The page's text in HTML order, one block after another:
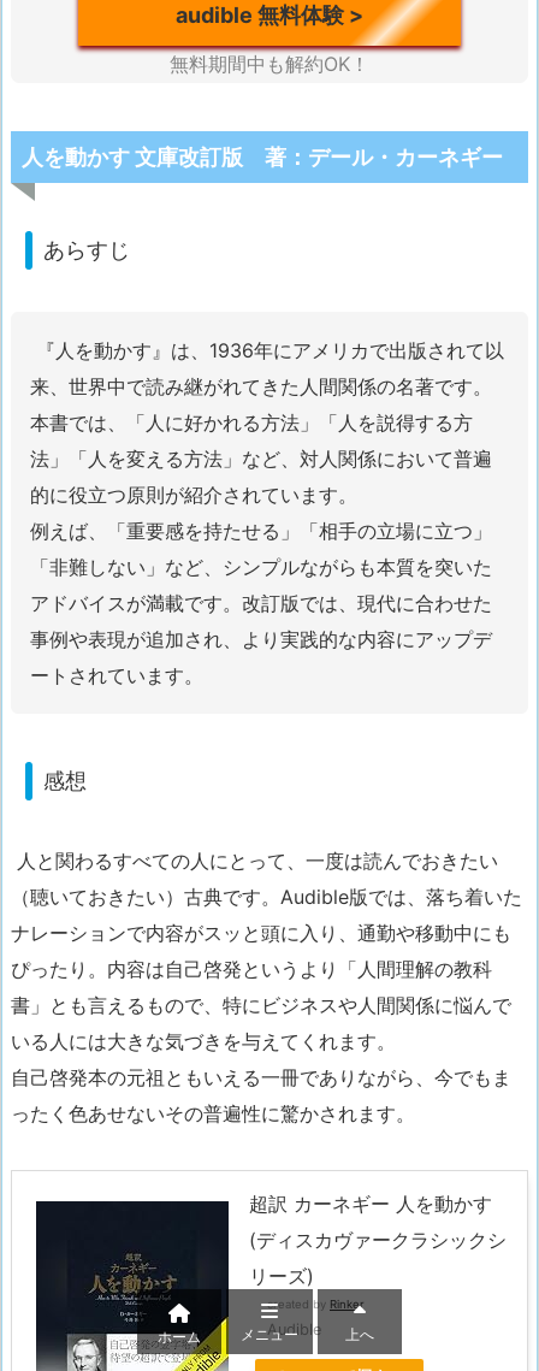
audible 無料体験 >
無料期間中も解約OK！
人を動かす 文庫改訂版 著：デール・カーネギー
あらすじ
『人を動かす』は、1936年にアメリカで出版されて以
来、世界中で読み継がれてきた人間関係の名著です。
本書では、「人に好かれる方法」「人を説得する方
法」「人を変える方法」など、対人関係において普遍
的に役立つ原則が紹介されています。
例えば、「重要感を持たせる」「相手の立場に立つ」
「非難しない」など、シンプルながらも本質を突いた
アドバイスが満載です。改訂版では、現代に合わせた
事例や表現が追加され、より実践的な内容にアップデ
ートされています。
感想
人と関わるすべての人にとって、一度は読んでおきたい
（聴いておきたい）古典です。Audible版では、落ち着いた
ナレーションで内容がスッと頭に入り、通勤や移動中にも
ぴったり。内容は自己啓発というより「人間理解の教科
書」とも言えるもので、特にビジネスや人間関係に悩んで
いる人には大きな気づきを与えてくれます。
自己啓発本の元祖ともいえる一冊でありながら、今でもま
ったく色あせないその普遍性に驚かされます。
超訳 カーネギー 人を動かす
(ディスカヴァークラシックシ
リーズ)
created by Rinker
Audible
ホーム メニュー 上へ